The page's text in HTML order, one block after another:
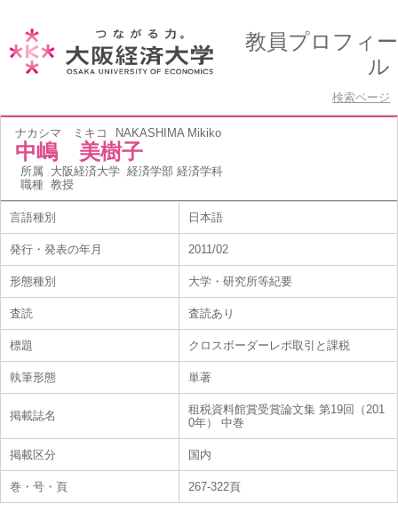
教員プロフィー
ル
検索ページ
ナカシマ ミキコ NAKASHIMA Mikiko
中嶋 美樹子
所属 大阪経済大学 経済学部 経済学科
職種 教授
言語種別 日本語
発行・発表の年月 2011/02
形態種別 大学・研究所等紀要
査読 査読あり
標題 クロスボーダーレポ取引と課税
執筆形態 単著
掲載誌名
租税資料館賞受賞論文集 第19回（201
0年） 中巻
掲載区分 国内
巻・号・頁 267-322頁